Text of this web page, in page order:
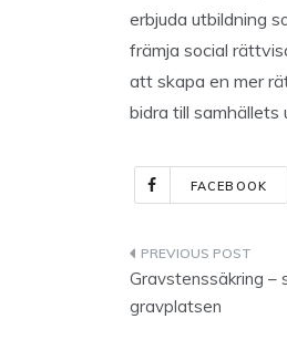
erbjuda utbildning
främja social
att skapa en mer
bidra till samhällets
FACEBOOK
Gravstenssäkring –
gravplatsen